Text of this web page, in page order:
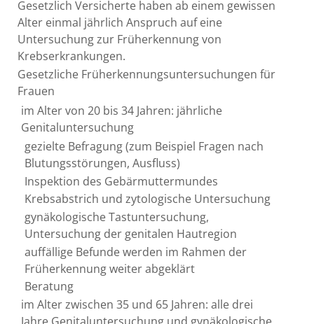
Gesetzlich Versicherte haben ab einem gewissen
Alter einmal jährlich Anspruch auf eine
Untersuchung zur Früherkennung von
Krebserkrankungen.
Gesetzliche Früherkennungsuntersuchungen für
Frauen
im Alter von 20 bis 34 Jahren: jährliche
Genitaluntersuchung
gezielte Befragung (zum Beispiel Fragen nach
Blutungsstörungen, Ausfluss)
Inspektion des Gebärmuttermundes
Krebsabstrich und zytologische Untersuchung
gynäkologische Tastuntersuchung,
Untersuchung der genitalen Hautregion
auffällige Befunde werden im Rahmen der
Früherkennung weiter abgeklärt
Beratung
im Alter zwischen 35 und 65 Jahren: alle drei